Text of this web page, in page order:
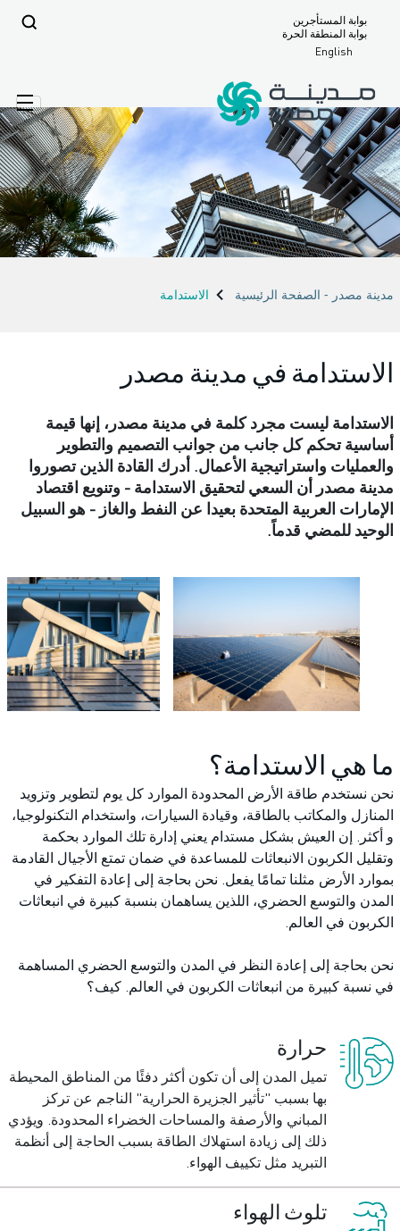
بوابة المستأجرين
بوابة المنطقة الحرة
English
مدينة مصدر - الصفحة الرئيسية الاستدامة
الاستدامة في مدينة مصدر
الاستدامة ليست مجرد كلمة في مدينة مصدر، إنها قيمة
أساسية تحكم كل جانب من جوانب التصميم والتطوير
والعمليات واستراتيجية الأعمال. أدرك القادة الذين تصوروا
مدينة مصدر أن السعي لتحقيق الاستدامة - وتنويع اقتصاد
الإمارات العربية المتحدة بعيدا عن النفط والغاز - هو السبيل
الوحيد للمضي قدماً.
ما هي الاستدامة؟
نحن نستخدم طاقة الأرض المحدودة الموارد كل يوم لتطوير وتزويد
المنازل والمكاتب بالطاقة، وقيادة السيارات، واستخدام التكنولوجيا،
و أكثر. إن العيش بشكل مستدام يعني إدارة تلك الموارد بحكمة
وتقليل الكربون الانبعاثات للمساعدة في ضمان تمتع الأجيال القادمة
بموارد الأرض مثلنا تمامًا يفعل. نحن بحاجة إلى إعادة التفكير في
المدن والتوسع الحضري، اللذين يساهمان بنسبة كبيرة في انبعاثات
الكربون في العالم.
نحن بحاجة إلى إعادة النظر في المدن والتوسع الحضري المساهمة
في نسبة كبيرة من انبعاثات الكربون في العالم. كيف؟
حرارة
تميل المدن إلى أن تكون أكثر دفئًا من المناطق المحيطة
بها بسبب "تأثير الجزيرة الحرارية" الناجم عن تركز
المباني والأرصفة والمساحات الخضراء المحدودة. ويؤدي
ذلك إلى زيادة استهلاك الطاقة بسبب الحاجة إلى أنظمة
التبريد مثل تكييف الهواء.
تلوث الهواء